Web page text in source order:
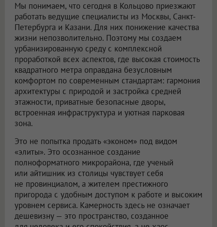
Мы понимаем, что сегодня в Кольцово приезжают
работать ведущие специалисты из Москвы, Санкт-
Петербурга и Казани. Для них понижение качества
жизни непозволительно. Поэтому мы создаем
урбанизированную среду с комплексной
проработкой всех аспектов, где высокая стоимость
квадратного метра оправдана безусловным
комфортом по современным стандартам: гармония
архитектуры с природой и застройка средней
этажности, приватные безопасные дворы,
встроенная инфраструктура и уютная парковая
зона.
Это не попытка продать «эконом» под видом
«элиты». Это осознанное создание
полноформатного микрорайона, где ученый
или айтишник из столицы чувствует себя
не провинциалом, а жителем престижного
пригорода с удобным доступом к работе и высоким
уровнем сервиса. Камерность здесь не означает
дешевизну — это пространство, созданное